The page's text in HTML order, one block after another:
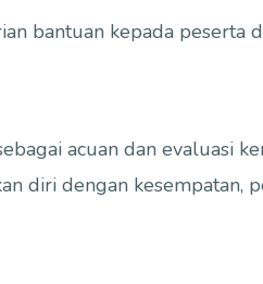
bantuan kepada peserta
acuan dan evaluasi
diri dengan kesempatan,